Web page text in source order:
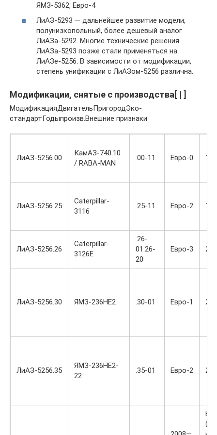
ЯМЗ-5362, Евро-4
ЛиАЗ-5293 — дальнейшее развитие модели,
полунизкопольный, более дешёвый аналог
ЛиАЗа-5292. Многие технические решения
ЛиАЗа-5293 позже стали применяться на
ЛиАЗе-5256. В зависимости от модификации,
степень унификации с ЛиАЗом-5256 различна.
Модификации, снятые с производства[ | ]
МодификацияДвигательПригородЭко-
стандартГодыпроизв.Внешние признаки
ЛиАЗ-5256.00
КамАЗ-740.10
/ RABA-MAN
.00-11 Евро-0
ЛиАЗ-5256.25
Caterpillar-
3116
.25-11 Евро-2
ЛиАЗ-5256.26
Caterpillar-
3126E
.26-
01.26-
20
Евро-3
ЛиАЗ-5256.30 ЯМЗ-236НЕ2 .30-01 Евро-1
ЛиАЗ-5256.35
ЯМЗ-236НЕ2-
22
.35-01 Евро-2